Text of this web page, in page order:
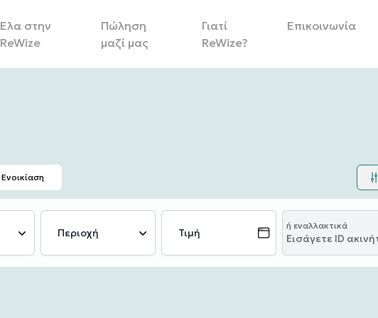
Έλα στην
ReWize
Πώληση
μαζί μας
Γιατί
ReWize?
Επικοινωνία
Ενοικίαση
Περιοχή Τιμή
ή εναλλακτικά
Εισάγετε ID